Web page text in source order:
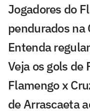
Jogadores do
pendurados
Entenda
Veja os gols de
Flamengo x
de Arrascaeta